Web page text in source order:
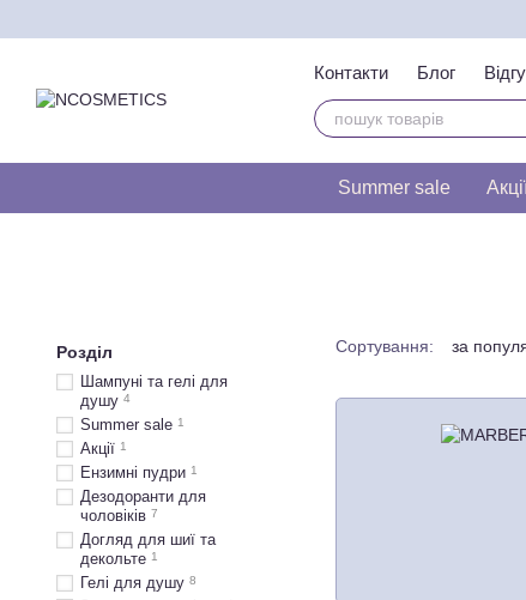
Контакти Блог
Тест на визначення
Summer sale
Сортування: за
Розділ
Шампуні та гелі для
душу 4
Summer sale 1
Акції 1
Ензимні пудри 1
Дезодоранти для
чоловіків 7
Догляд для шиї та
декольте 1
Гелі для душу 8